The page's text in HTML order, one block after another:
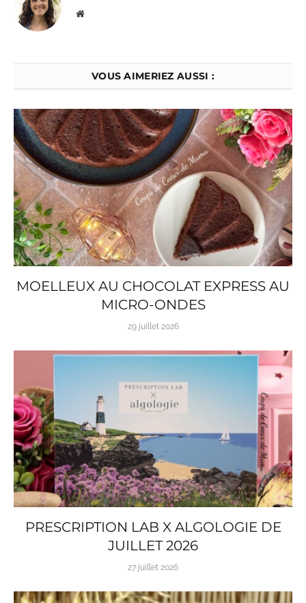
Website
VOUS AIMERIEZ AUSSI :
MOELLEUX AU CHOCOLAT EXPRESS AU
MICRO-ONDES
29 juillet 2026
PRESCRIPTION LAB X ALGOLOGIE DE
JUILLET 2026
27 juillet 2026